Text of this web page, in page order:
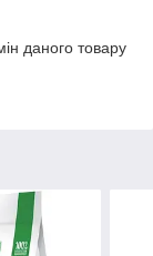
даного товару